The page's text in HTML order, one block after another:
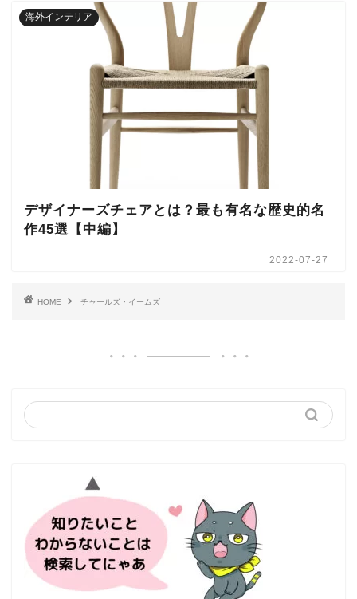
海外インテリア
デザイナーズチェアとは？最も有名な歴史的名
作45選【中編】
2022-07-27
HOME チャールズ・イームズ